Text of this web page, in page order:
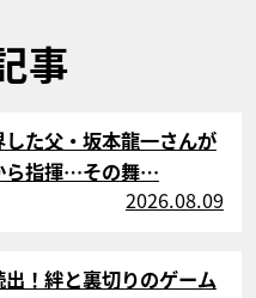
事
た父・坂本龍一さんが
ら指揮…その舞…
2026.08.09
！絆と裏切りのゲーム